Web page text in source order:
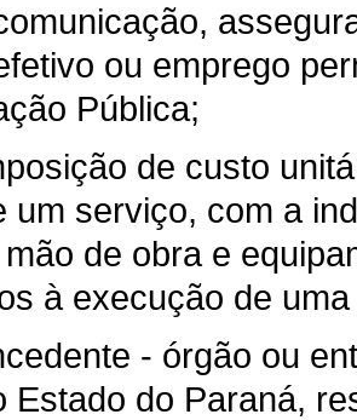
ou emprego
Pública;
de custo
um serviço, com a
de obra e
à execução de
- órgão ou
Estado do Paraná,